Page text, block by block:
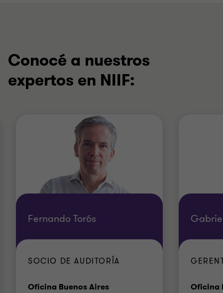
Conocé a nuestros
expertos en NIIF:
Fernando Torós
SOCIO DE AUDITORÍA
Oficina Buenos AiresOficina Oficina